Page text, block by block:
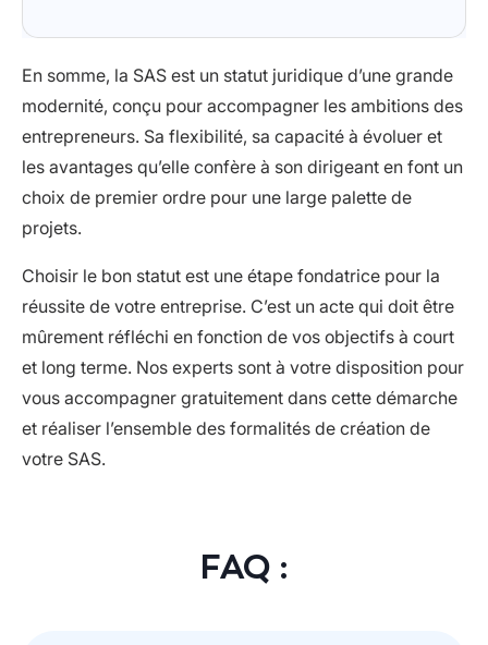
En somme, la SAS est un statut juridique d’une grande
modernité, conçu pour accompagner les ambitions des
entrepreneurs. Sa flexibilité, sa capacité à évoluer et
les avantages qu’elle confère à son dirigeant en font un
choix de premier ordre pour une large palette de
projets.
Choisir le bon statut est une étape fondatrice pour la
réussite de votre entreprise. C’est un acte qui doit être
mûrement réfléchi en fonction de vos objectifs à court
et long terme. Nos experts sont à votre disposition pour
vous accompagner gratuitement dans cette démarche
et réaliser l’ensemble des formalités de création de
votre SAS.
FAQ :